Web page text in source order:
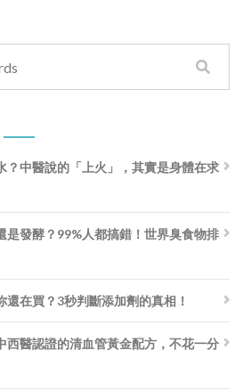
？中醫說的「上火」，其實是身體在求
是發酵？99%人都搞錯！世界臭食物排
在買？3秒判斷添加劑的真相！
西醫認證的清血管黃金配方，不花一分